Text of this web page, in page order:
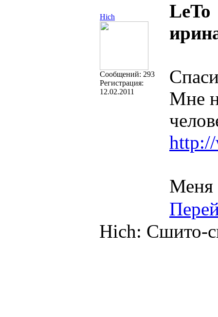
Hich
Cообщений: 293
Регистрация:
12.02.2011
LeTo
Мне
Меня
Hich: Сшито-